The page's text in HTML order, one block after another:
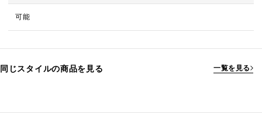
可能
同じスタイルの商品を見る 一覧を見る